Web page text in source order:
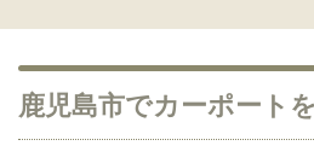
鹿児島市でカーポート